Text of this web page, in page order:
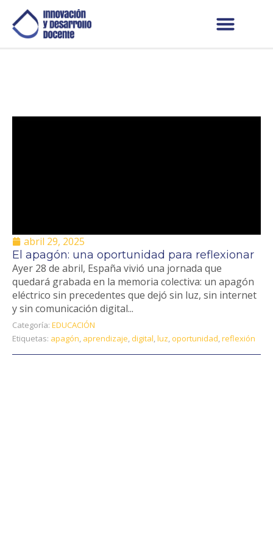
abril 29, 2025
El apagón: una oportunidad para reflexionar
Ayer 28 de abril, España vivió una jornada que
quedará grabada en la memoria colectiva: un apagón
eléctrico sin precedentes que dejó sin luz, sin internet
y sin comunicación digital...
Categoría: EDUCACIÓN
Etiquetas: apagón, aprendizaje, digital,luz, oportunidad,reflexión